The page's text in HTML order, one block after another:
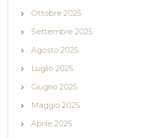
Ottobre 2025
Settembre 2025
Agosto 2025
Luglio 2025
Giugno 2025
Maggio 2025
Aprile 2025